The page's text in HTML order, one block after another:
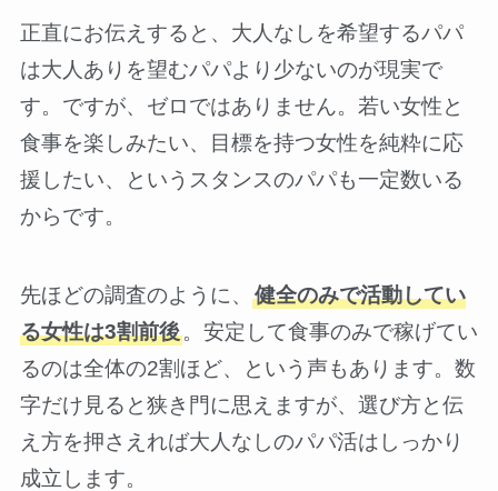
正直にお伝えすると、大人なしを希望するパパ
は大人ありを望むパパより少ないのが現実で
す。ですが、ゼロではありません。若い女性と
食事を楽しみたい、目標を持つ女性を純粋に応
援したい、というスタンスのパパも一定数いる
からです。
先ほどの調査のように、 健全のみで活動してい
る女性は3割前後。安定して食事のみで稼げてい
るのは全体の2割ほど、という声もあります。数
字だけ見ると狭き門に思えますが、選び方と伝
え方を押さえれば大人なしのパパ活はしっかり
成立します。